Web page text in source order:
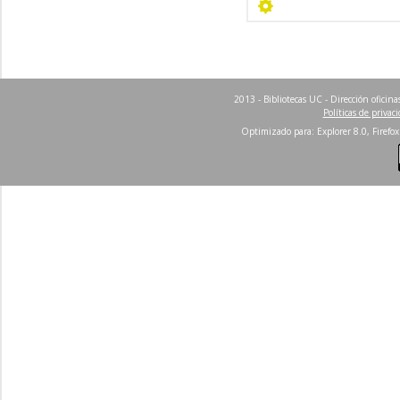
2013 - Bibliotecas UC - Dirección
Políticas de
Optimizado para: Explorer 8.0,